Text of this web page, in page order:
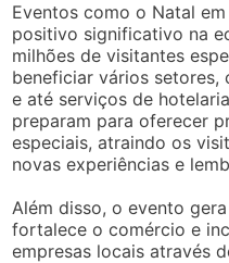
Eventos como o Natal
positivo significativo na
milhões de visitantes
beneficiar vários setores,
e até serviços de
preparam para oferecer
especiais, atraindo os
novas experiências e
Além disso, o evento
fortalece o comércio e
empresas locais através